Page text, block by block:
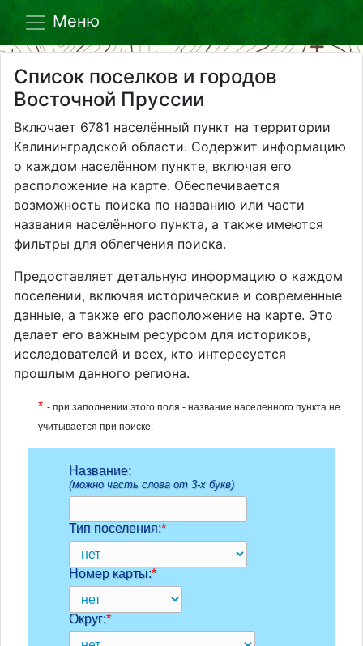
Меню
Список поселков и городов
Восточной Пруссии
Включает 6781 населённый пункт на территории
Калининградской области. Содержит информацию
о каждом населённом пункте, включая его
расположение на карте. Обеспечивается
возможность поиска по названию или части
названия населённого пункта, а также имеются
фильтры для облегчения поиска.
Предоставляет детальную информацию о каждом
поселении, включая исторические и современные
данные, а также его расположение на карте. Это
делает его важным ресурсом для историков,
исследователей и всех, кто интересуется
прошлым данного региона.
* - при заполнении этого поля - название населенного пункта не
учитывается при поиске.
Название:
(можно часть слова от 3-х букв)
Тип поселения:*
Номер карты:*
Округ:*